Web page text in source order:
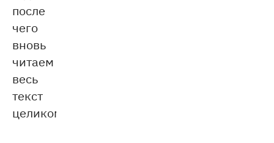
после
чего
вновь
читаем
весь
текст
целиком.